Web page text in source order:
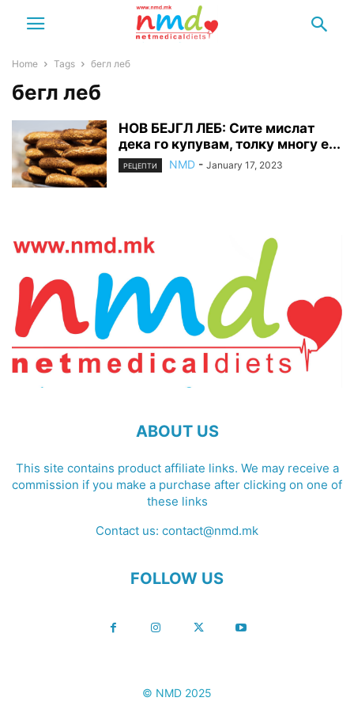
Home Tags бегл леб
бегл леб
НОВ БЕЈГЛ ЛЕБ: Сите мислат
дека го купувам, толку многу е...
РЕЦЕПТИ NMD - January 17, 2023
ABOUT US
This site contains product affiliate links. We may receive a
commission if you make a purchase after clicking on one of
these links
Contact us: contact@nmd.mk
FOLLOW US
© NMD 2025